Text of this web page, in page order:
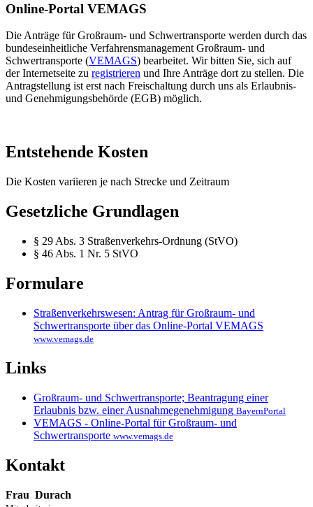
Online-Portal VEMAGS
Die Anträge für Großraum- und Schwertransporte werden durch das
bundeseinheitliche Verfahrensmanagement Großraum- und
Schwertransporte (VEMAGS) bearbeitet. Wir bitten Sie, sich auf
der Internetseite zu registrieren und Ihre Anträge dort zu stellen. Die
Antragstellung ist erst nach Freischaltung durch uns als Erlaubnis-
und Genehmigungsbehörde (EGB) möglich.
Entstehende Kosten
Die Kosten variieren je nach Strecke und Zeitraum
Gesetzliche Grundlagen
§ 29 Abs. 3 Straßenverkehrs-Ordnung (StVO)
§ 46 Abs. 1 Nr. 5 StVO
Formulare
Straßenverkehrswesen: Antrag für Großraum- und
Schwertransporte über das Online-Portal VEMAGS
www.vemags.de
Links
Großraum- und Schwertransporte; Beantragung einer
Erlaubnis bzw. einer Ausnahmegenehmigung BayernPortal
VEMAGS - Online-Portal für Großraum- und
Schwertransporte www.vemags.de
Kontakt
Frau Durach